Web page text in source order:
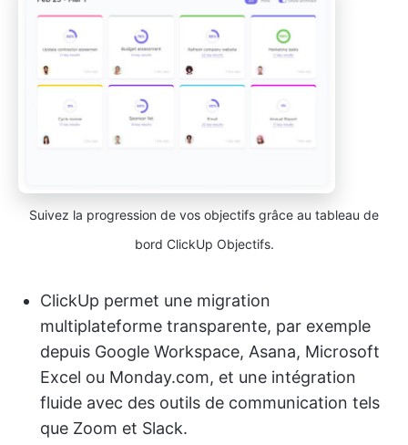
Suivez la progression de vos objectifs grâce au tableau de
bord ClickUp Objectifs.
ClickUp permet une migration
multiplateforme transparente, par exemple
depuis Google Workspace, Asana, Microsoft
Excel ou Monday.com, et une intégration
fluide avec des outils de communication tels
que Zoom et Slack.